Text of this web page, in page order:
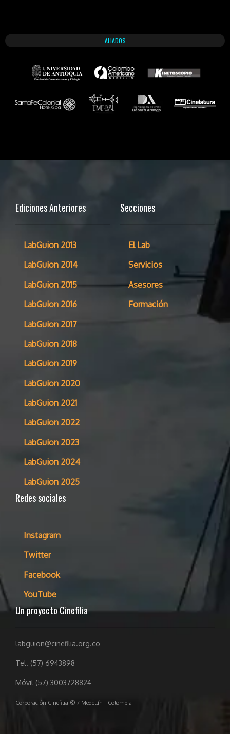
ALIADOS
Ediciones Anteriores
LabGuion 2013
LabGuion 2014
LabGuion 2015
LabGuion 2016
LabGuion 2017
LabGuion 2018
LabGuion 2019
LabGuion 2020
LabGuion 2021
LabGuion 2022
LabGuion 2023
LabGuion 2024
LabGuion 2025
Secciones
El Lab
Servicios
Asesores
Formación
Redes sociales
Instagram
Twitter
Facebook
YouTube
Un proyecto Cinefilia
labguion@cinefilia.org.co
Tel. (57) 6943898
Móvil (57) 3003728824
Corporación Cinefilia © / Medellín - Colombia